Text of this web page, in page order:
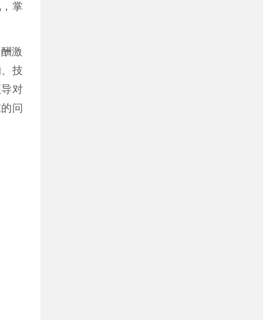
掌
激
技
对
问